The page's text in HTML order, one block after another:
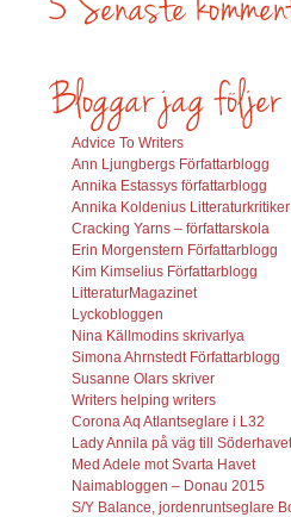
Advice To Writers
Ann Ljungbergs Författarblogg
Annika Estassys författarblogg
Annika Koldenius Litteraturkritiker
Cracking Yarns – författarskola
Erin Morgenstern Författarblogg
Kim Kimselius Författarblogg
LitteraturMagazinet
Lyckobloggen
Nina Källmodins skrivarlya
Simona Ahrnstedt Författarblogg
Susanne Olars skriver
Writers helping writers
Corona Aq Atlantseglare i L32
Lady Annila på väg till Söderhavet
Med Adele mot Svarta Havet
Naimabloggen – Donau 2015
S/Y Balance, jordenruntseglare